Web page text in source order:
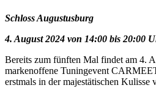
Schloss Augustusburg
4. August 2024 von 14:00 bis 20:00
Bereits zum fünften Mal findet am 4.
markenoffene Tuningevent
erstmals in der majestätischen Kulisse